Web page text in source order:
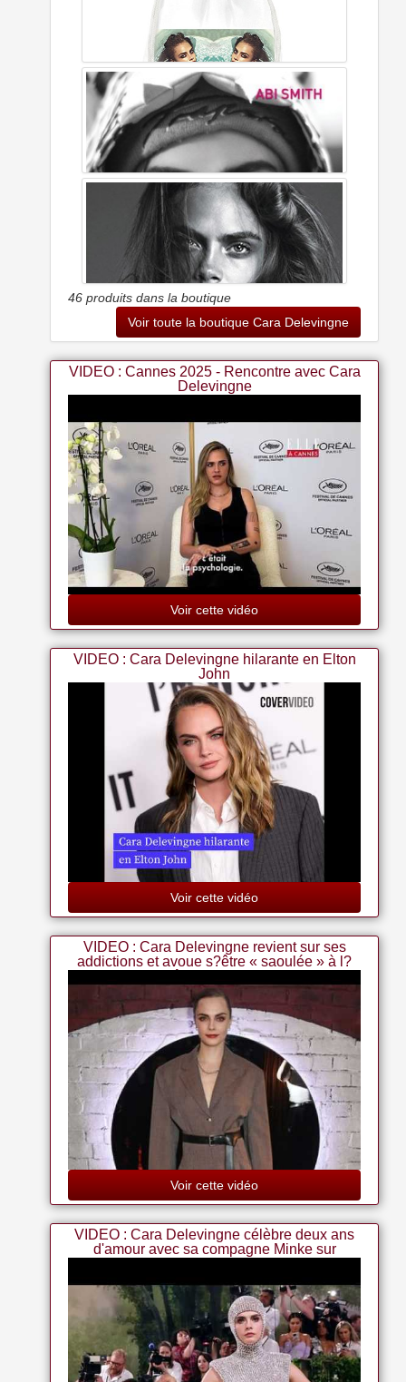
Knotss Cara Delevingne Poster Décoratif Sur Toile Pour
Chambre à Coucher 30 X 45 Cm
Cara Delevingne Drawstring Bag
Cara Delevingne: The Most Beautiful Girl In The World By Abi
Smith (7-apr-2014) Paperback
Photo De Cara Delevingne?15x20cm?6x8inch
46 produits dans la boutique
Voir toute la boutique Cara Delevingne
VIDEO : Cannes 2025 - Rencontre avec Cara
Delevingne
Voir cette vidéo
VIDEO : Cara Delevingne hilarante en Elton
John
Voir cette vidéo
VIDEO : Cara Delevingne revient sur ses
addictions et avoue s?être « saoulée » à l?
Voir cette vidéo
VIDEO : Cara Delevingne célèbre deux ans
d'amour avec sa compagne Minke sur